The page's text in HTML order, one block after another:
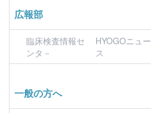
広報部
臨床検査情報セ
ンタ－
HYOGOニュー
ス
一般の方へ